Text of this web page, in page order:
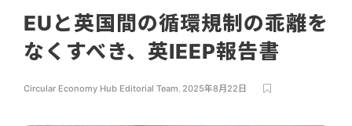
EUと英国間の循環規制の乖離を
なくすべき、英IEEP報告書
Circular Economy Hub Editorial Team, 2025年8月22日